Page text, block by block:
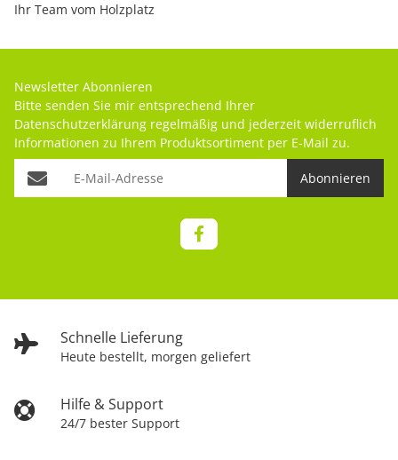
Ihr Team vom Holzplatz
Schnelle Lieferung
Heute bestellt, morgen geliefert
Hilfe & Support
24/7 bester Support
Newsletter Abonnieren
Bitte senden Sie mir entsprechend Ihrer
Datenschutzerklärung regelmäßig und jederzeit widerruflich
Informationen zu Ihrem Produktsortiment per E-Mail zu.
Abonnieren